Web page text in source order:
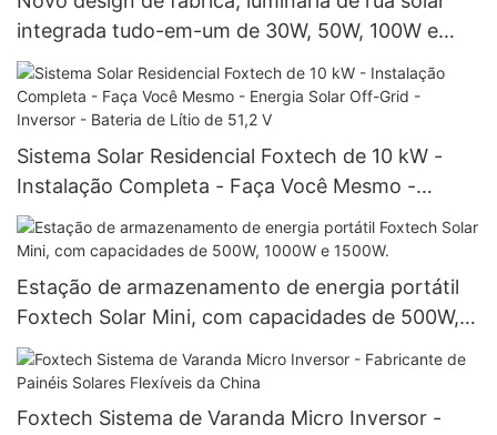
integrada tudo-em-um de 30W, 50W, 100W e
120W, IP66.
Sistema Solar Residencial Foxtech de 10 kW -
Instalação Completa - Faça Você Mesmo -
Energia Solar Off-Grid - Inversor - Bateria de
Lítio de 51,2 V
Estação de armazenamento de energia portátil
Foxtech Solar Mini, com capacidades de 500W,
1000W e 1500W.
Foxtech Sistema de Varanda Micro Inversor -